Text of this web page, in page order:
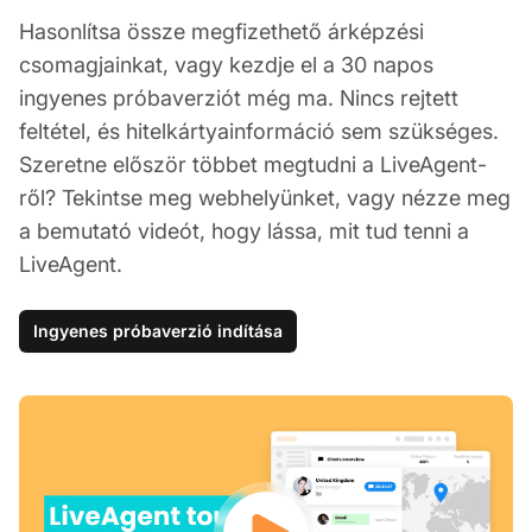
Hasonlítsa össze megfizethető árképzési
csomagjainkat, vagy kezdje el a 30 napos
ingyenes próbaverziót még ma. Nincs rejtett
feltétel, és hitelkártyainformáció sem szükséges.
Szeretne először többet megtudni a LiveAgent-
ről? Tekintse meg webhelyünket, vagy nézze meg
a bemutató videót, hogy lássa, mit tud tenni a
LiveAgent.
Ingyenes próbaverzió indítása